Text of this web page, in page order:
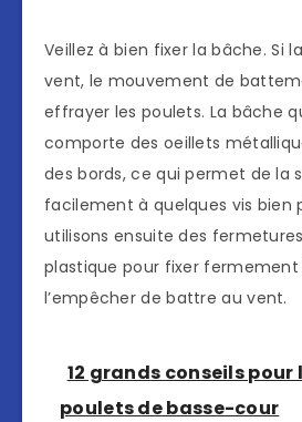
Veillez à bien fixer la bâche. Si
vent, le mouvement de
effrayer les poulets. La bâche
comporte des oeillets
des bords, ce qui permet de la
facilement à quelques vis bien
utilisons ensuite des
plastique pour fixer
l’empêcher de battre au vent.
12 grands conseils
poulets de basse-cour